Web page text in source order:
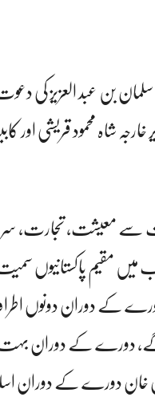
بن عبد العزیز
شاہ محمود قریشی اور
تجارت،
مقیم پاکستانیوں
دوران دونوں
گے، دورے کے دوران
خان دورے کے دوران